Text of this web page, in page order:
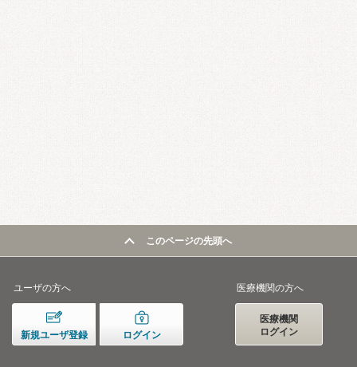
このページの先頭へ
ユーザの方へ
新規ユーザ登録 ログイン
医療機関の方へ
医療機関
ログイン